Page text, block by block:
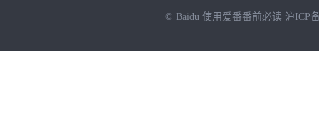
© Baidu 使用爱番番前必读 沪ICP